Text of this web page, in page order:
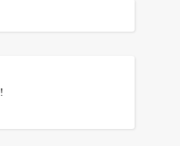
!